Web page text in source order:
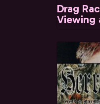
Drag
Viewing